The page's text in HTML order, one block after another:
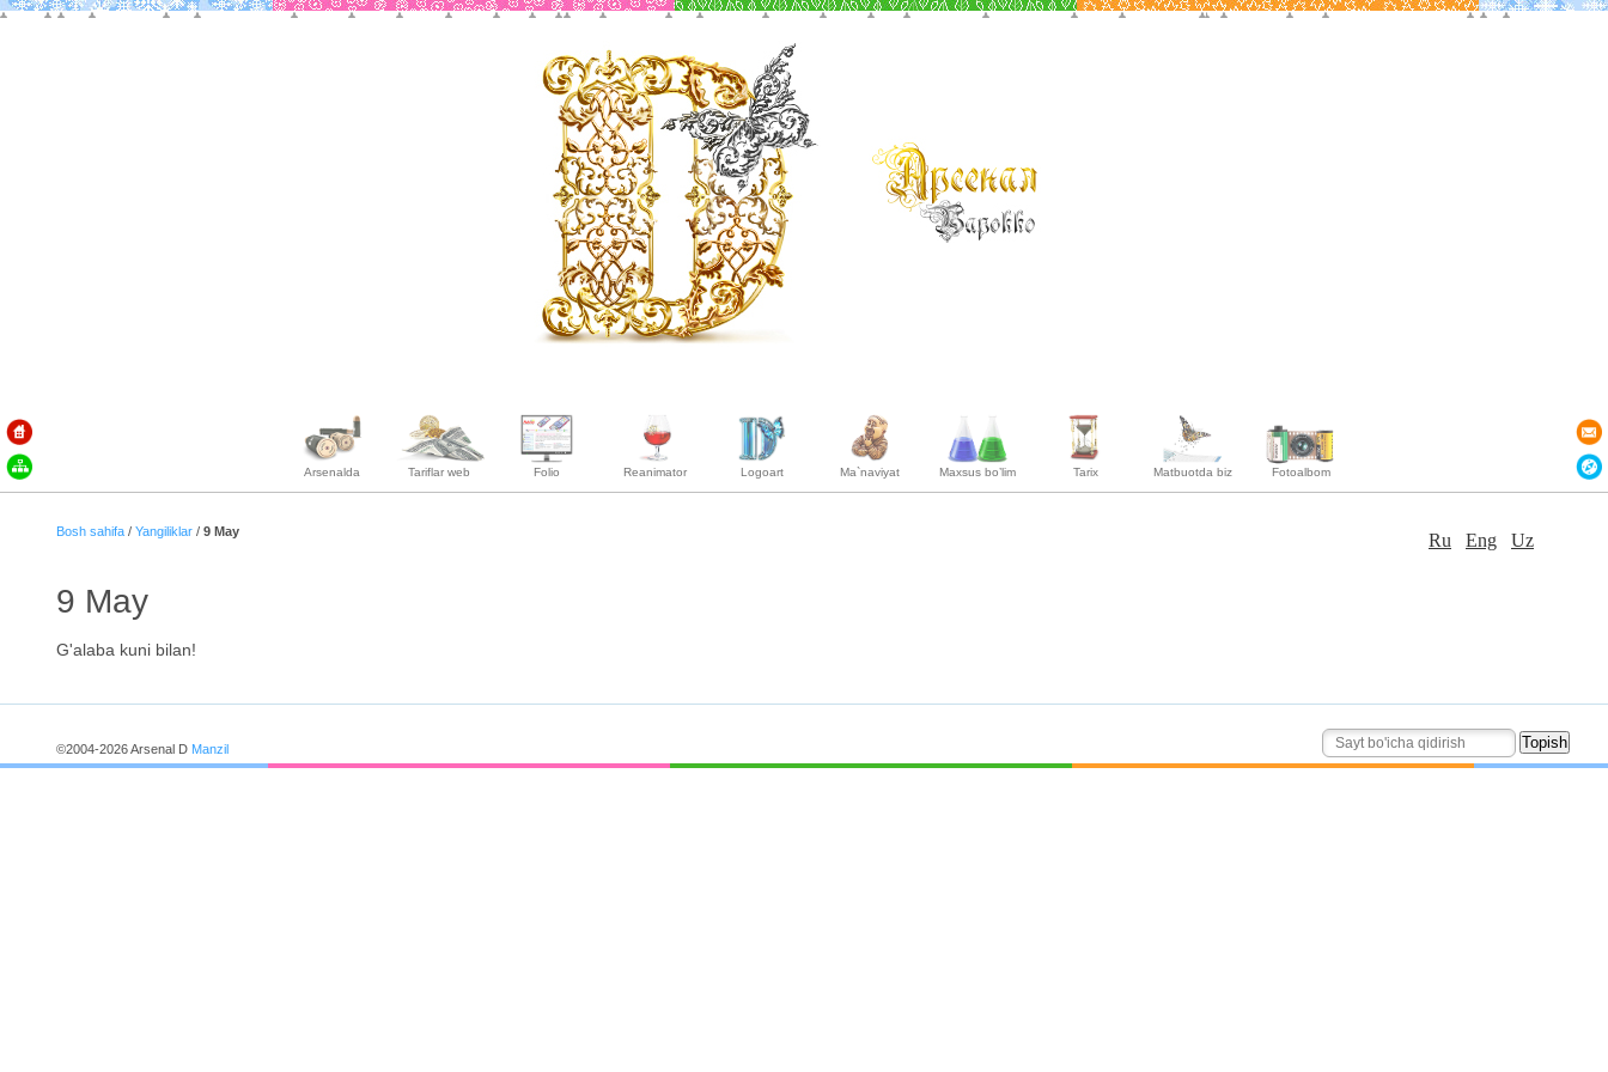
Arsenalda Tariflar web Folio Reanimator Logoart Ma`naviyat Maxsus bo’lim Tarix Matbuotda biz Fotoalbom
Bosh sahifa / Yangiliklar / 9 May Ru Eng Uz
9 May
G'alaba kuni bilan!
©2004-2026 Arsenal D Manzil